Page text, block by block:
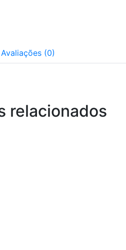
Avaliações (0)
relacionados